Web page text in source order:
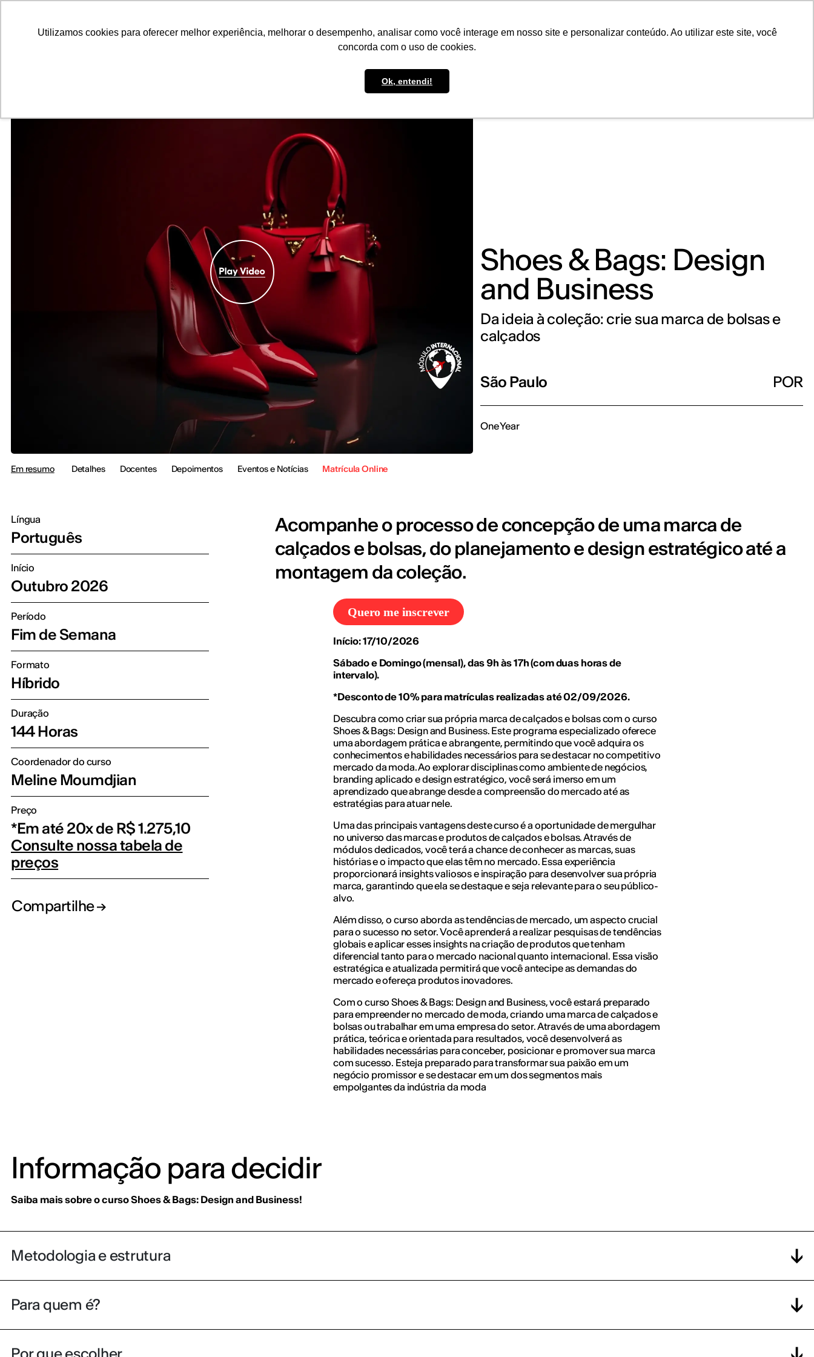
Utilizamos cookies para oferecer melhor experiência, melhorar o desempenho, analisar como você interage em nosso site e personalizar conteúdo. Ao utilizar este site, você
concorda com o uso de cookies.
Ok, entendi!
Shoes & Bags: Design
and Business
Da ideia à coleção: crie sua marca de bolsas e
calçados
São Paulo POR
One Year
Em resumo Detalhes Docentes Depoimentos Eventos e Notícias Matrícula Online
Língua
Português
Início
Outubro 2026
Período
Fim de Semana
Formato
Híbrido
Duração
144 Horas
Coordenador do curso
Meline Moumdjian
Preço
*Em até 20x de R$ 1.275,10
Consulte nossa tabela de
preços
Compartilhe
Acompanhe o processo de concepção de uma marca de
calçados e bolsas, do planejamento e design estratégico até a
montagem da coleção.
Quero me inscrever
Início: 17/10/2026
Sábado e Domingo (mensal), das 9h às 17h (com duas horas de
intervalo).
*Desconto de 10% para matrículas realizadas até 02/09/2026.
Descubra como criar sua própria marca de calçados e bolsas com o curso
Shoes & Bags: Design and Business. Este programa especializado oferece
uma abordagem prática e abrangente, permitindo que você adquira os
conhecimentos e habilidades necessários para se destacar no competitivo
mercado da moda. Ao explorar disciplinas como ambiente de negócios,
branding aplicado e design estratégico, você será imerso em um
aprendizado que abrange desde a compreensão do mercado até as
estratégias para atuar nele.
Uma das principais vantagens deste curso é a oportunidade de mergulhar
no universo das marcas e produtos de calçados e bolsas. Através de
módulos dedicados, você terá a chance de conhecer as marcas, suas
histórias e o impacto que elas têm no mercado. Essa experiência
proporcionará insights valiosos e inspiração para desenvolver sua própria
marca, garantindo que ela se destaque e seja relevante para o seu público-
alvo.
Além disso, o curso aborda as tendências de mercado, um aspecto crucial
para o sucesso no setor. Você aprenderá a realizar pesquisas de tendências
globais e aplicar esses insights na criação de produtos que tenham
diferencial tanto para o mercado nacional quanto internacional. Essa visão
estratégica e atualizada permitirá que você antecipe as demandas do
mercado e ofereça produtos inovadores.
Com o curso Shoes & Bags: Design and Business, você estará preparado
para empreender no mercado de moda, criando uma marca de calçados e
bolsas ou trabalhar em uma empresa do setor. Através de uma abordagem
prática, teórica e orientada para resultados, você desenvolverá as
habilidades necessárias para conceber, posicionar e promover sua marca
com sucesso. Esteja preparado para transformar sua paixão em um
negócio promissor e se destacar em um dos segmentos mais
empolgantes da indústria da moda
Informação para decidir
Saiba mais sobre o curso Shoes & Bags: Design and Business!
Metodologia e estrutura
Para quem é?